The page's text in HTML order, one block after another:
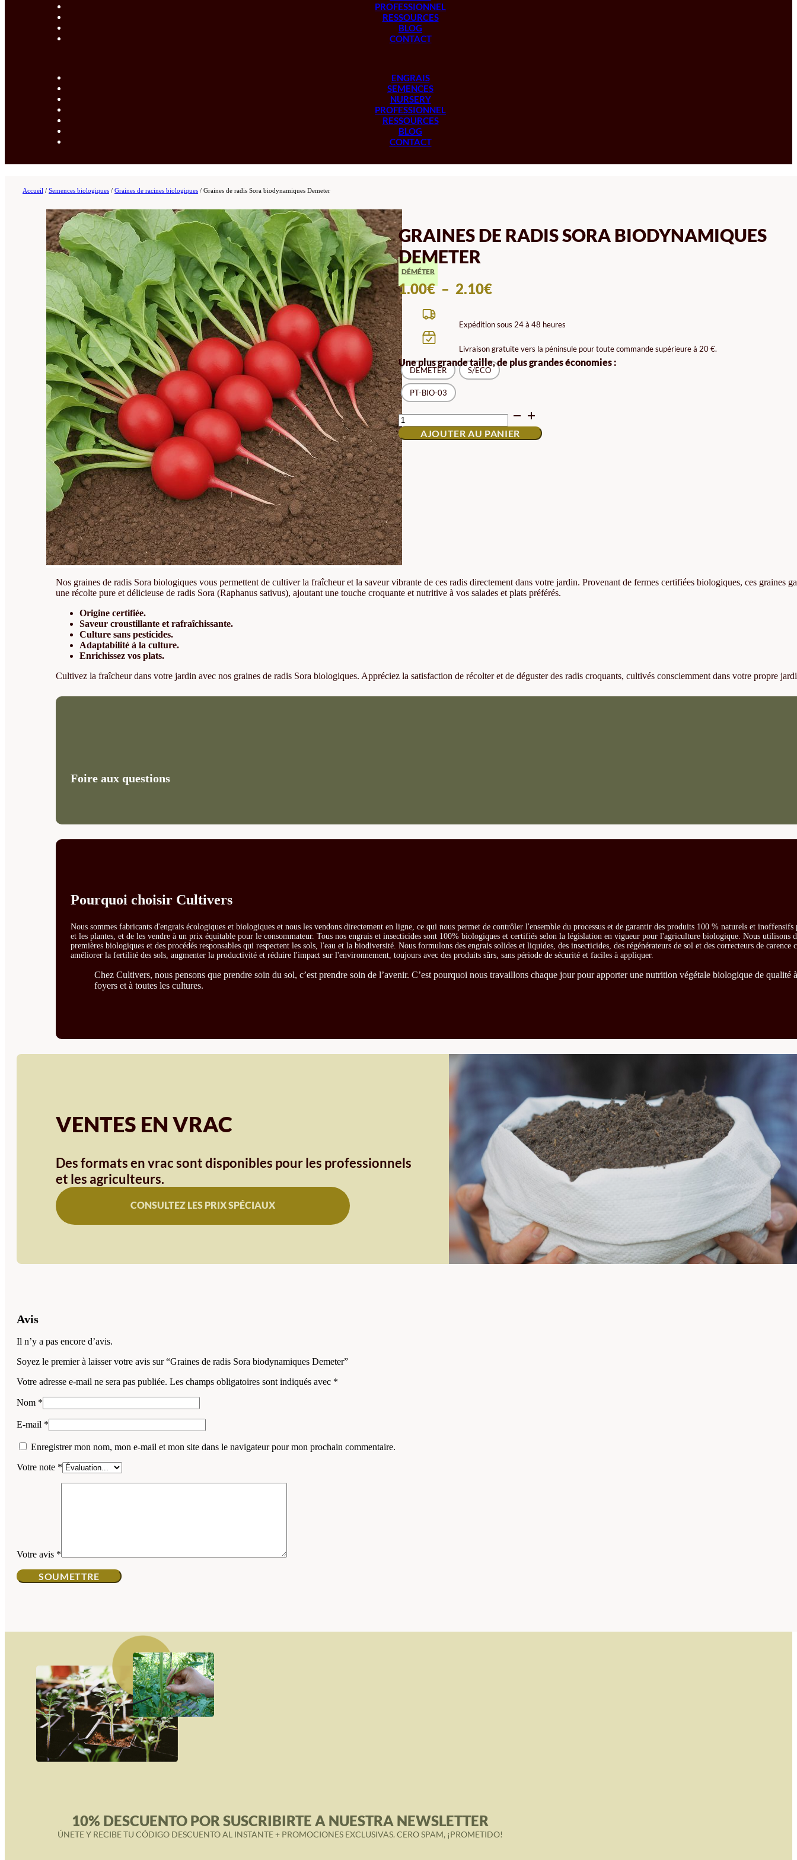
PROFESSIONNEL
RESSOURCES
BLOG
CONTACT
ENGRAIS
SEMENCES
NURSERY
PROFESSIONNEL
RESSOURCES
BLOG
CONTACT
Accueil / Semences biologiques / Graines de racines biologiques / Graines de radis Sora biodynamiques Demeter
GRAINES DE RADIS SORA BIODYNAMIQUES
DEMETER
DÉMÉTER
1.00€ – 2.10€PLAGE
PRIX :
À
2.10€
Expédition sous 24 à 48 heures
Livraison gratuite vers la péninsule pour toute commande supérieure à 20 €.
Une plus grande taille, de plus grandes économies :
DEMETER S/ECO
PT-BIO-03
QUANTITÉ
DE
GRAINES
DE
RADIS
SORA
BIODYNAMIQUES
DEMETER
AJOUTER AU PANIER
Nos graines de radis Sora biologiques vous permettent de cultiver la fraîcheur et la saveur vibrante de ces radis directement dans votre jardin. Provenant de fermes certifiées biologiques, ces graines
une récolte pure et délicieuse de radis Sora (Raphanus sativus), ajoutant une touche croquante et nutritive à vos salades et plats préférés.
Origine certifiée.
Saveur croustillante et rafraîchissante.
Culture sans pesticides.
Adaptabilité à la culture.
Enrichissez vos plats.
Cultivez la fraîcheur dans votre jardin avec nos graines de radis Sora biologiques. Appréciez la satisfaction de récolter et de déguster des radis croquants, cultivés consciemment dans votre propre
Foire aux questions
Pourquoi choisir Cultivers
Nous sommes fabricants d'engrais écologiques et biologiques et nous les vendons directement en ligne, ce qui nous permet de contrôler l'ensemble du processus et de garantir des produits 100 % naturels et
et les plantes, et de les vendre à un prix équitable pour le consommateur. Tous nos engrais et insecticides sont 100% biologiques et certifiés selon la législation en vigueur pour l'agriculture biologique. Nous utilisons
premières biologiques et des procédés responsables qui respectent les sols, l'eau et la biodiversité. Nous formulons des engrais solides et liquides, des insecticides, des régénérateurs de sol et des correcteurs de carence
améliorer la fertilité des sols, augmenter la productivité et réduire l'impact sur l'environnement, toujours avec des produits sûrs, sans période de sécurité et faciles à appliquer.
Chez Cultivers, nous pensons que prendre soin du sol, c’est prendre soin de l’avenir. C’est pourquoi nous travaillons chaque jour pour apporter une nutrition végétale biologique de qualité
foyers et à toutes les cultures.
VENTES EN VRAC
Des formats en vrac sont disponibles pour les professionnels
et les agriculteurs.
CONSULTEZ LES PRIX SPÉCIAUX
Avis
Il n’y a pas encore d’avis.
Soyez le premier à laisser votre avis sur “Graines de radis Sora biodynamiques Demeter”
Votre adresse e-mail ne sera pas publiée. Les champs obligatoires sont indiqués avec *
Nom *
E-mail *
Enregistrer mon nom, mon e-mail et mon site dans le navigateur pour mon prochain commentaire.
Votre note *
Votre avis *
10% DESCUENTO POR SUSCRIBIRTE A NUESTRA NEWSLETTER
ÚNETE Y RECIBE TU CÓDIGO DESCUENTO AL INSTANTE + PROMOCIONES EXCLUSIVAS. CERO SPAM, ¡PROMETIDO!